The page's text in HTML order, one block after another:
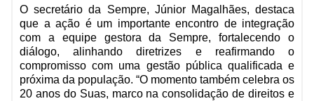
O secretário da Sempre, Júnior Magalhães, destaca
que a ação é um importante encontro de integração
com a equipe gestora da Sempre, fortalecendo o
diálogo, alinhando diretrizes e reafirmando o
compromisso com uma gestão pública qualificada e
próxima da população. “O momento também celebra os
20 anos do Suas, marco na consolidação de direitos e